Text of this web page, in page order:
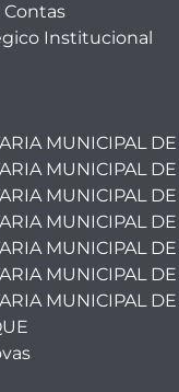
Contas
Institucional
MUNICIPAL
MUNICIPAL
MUNICIPAL
MUNICIPAL
MUNICIPAL
MUNICIPAL
MUNICIPAL